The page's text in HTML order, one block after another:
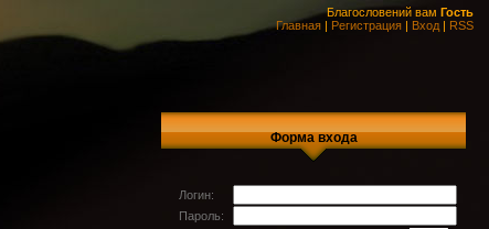
Благословений вам Гость
Главная | Регистрация | Вход | RSS
Форма входа
Логин:
Пароль: